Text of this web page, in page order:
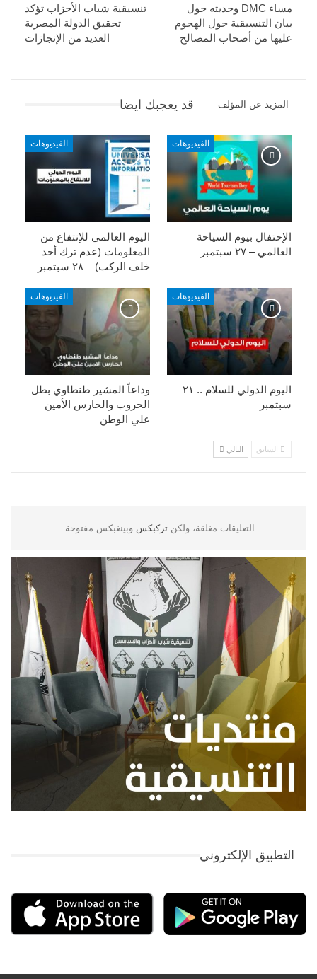
تنسيقية شباب الأحزاب تؤكد
تحقيق الدولة المصرية
العديد من الإنجازات
مساء DMC وحديثه حول
بيان التنسيقية حول الهجوم
عليها من أصحاب المصالح
قد يعجبك ايضا المزيد عن المؤلف
الفيديوهات
اليوم العالمي للإنتفاع من
المعلومات (عدم ترك أحد
خلف الركب) – ٢٨ سبتمبر
الفيديوهات
الإحتفال بيوم السياحة
العالمي – ٢٧ سبتمبر
الفيديوهات
وداعاً المشير طنطاوي بطل
الحروب والحارس الأمين
علي الوطن
الفيديوهات
اليوم الدولي للسلام .. ٢١
سبتمبر
السابق التالي
التعليقات مغلقة، ولكن تركبكس وبينغبكس مفتوحة.
التطبيق الإلكتروني